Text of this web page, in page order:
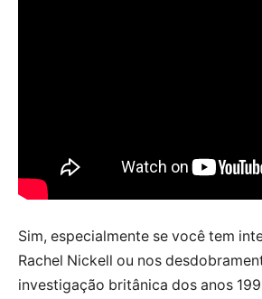
Sim, especialmente se você tem
Rachel Nickell ou nos
investigação britânica dos anos